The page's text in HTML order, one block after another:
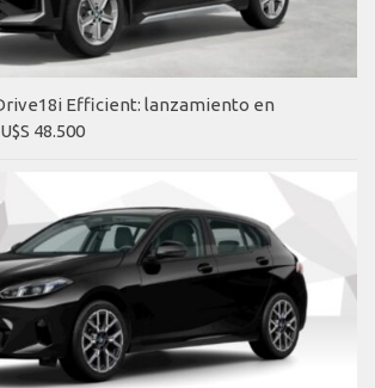
Efficient: lanzamiento en
48.500